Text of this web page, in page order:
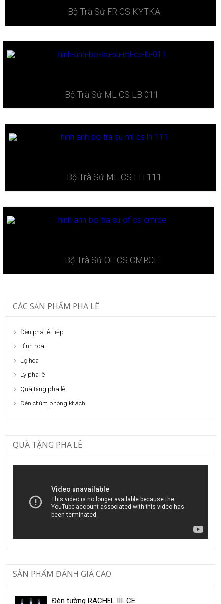
Bộ Trà Sứ ​FR CS KYTKA
Bộ Trà Sứ ​ML CS LB 011
Bộ Trà Sứ ​ML CS LH 111
Bộ Trà Sứ ​OF CS CMRCE
CÁC SẢN PHẨM PHA LÊ
Đèn pha lê Tiệp
Bình hoa
Lọ hoa
Ly pha lê
Quà tặng pha lê
Đèn chùm phòng khách
QUÀ TẶNG PHA LÊ
SẢN PHẨM ĐÁNH GIÁ CAO
Đèn tường RACHEL III. CE